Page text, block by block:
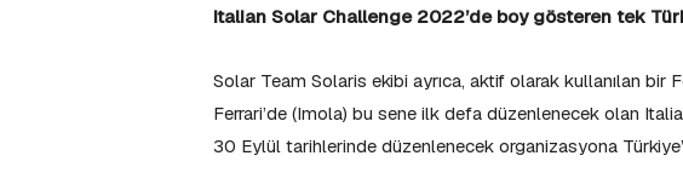
Italian Solar Challenge 2022’de boy gösteren tek
Solar Team Solaris ekibi ayrıca, aktif olarak kullanılan
Ferrari’de (Imola) bu sene ilk defa düzenlenecek olan
30 Eylül tarihlerinde düzenlenecek organizasyona